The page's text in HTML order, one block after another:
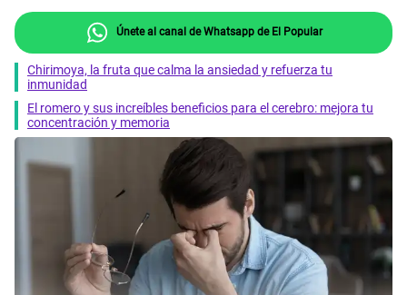
Únete al canal de Whatsapp de El Popular
Chirimoya, la fruta que calma la ansiedad y refuerza tu
inmunidad
El romero y sus increíbles beneficios para el cerebro: mejora tu
concentración y memoria